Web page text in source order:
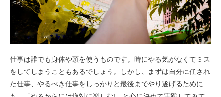
仕事は誰でも身体や頭を使うものです。時にやる気がなくてミス
をしてしまうこともあるでしょう。しかし、まずは自分に任され
た仕事、やるべき仕事をしっかりと最後までやり遂げるために